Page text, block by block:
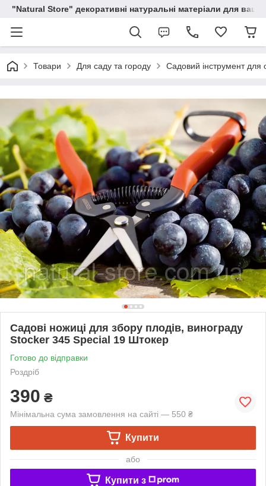
"Natural Store" декоративні натуральні матеріали для
Товари Для саду та городу Садовий інструмент для
Садові ножиці для збору плодів, винограду
Stocker 345 Special 19 Штокер
Готово до відправки
Роздріб
390 ₴
Мінімальна сума замовлення на сайті — 550 ₴
Купити
або
Купити з